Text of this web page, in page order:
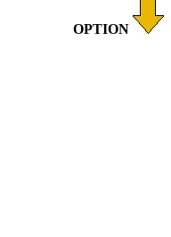
OPTION